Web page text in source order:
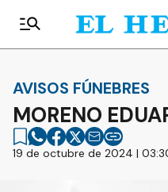
AVISOS FÚNEBRES
MORENO
19 de octubre de 2024 |